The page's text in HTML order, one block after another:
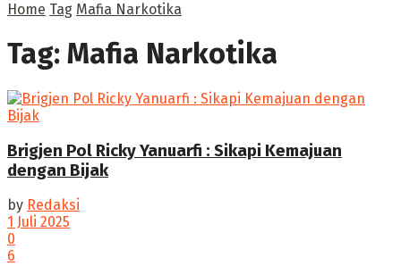
Home Tag Mafia Narkotika
Tag: Mafia Narkotika
Brigjen Pol Ricky Yanuarfi : Sikapi Kemajuan
dengan Bijak
by Redaksi
1 Juli 2025
0
6